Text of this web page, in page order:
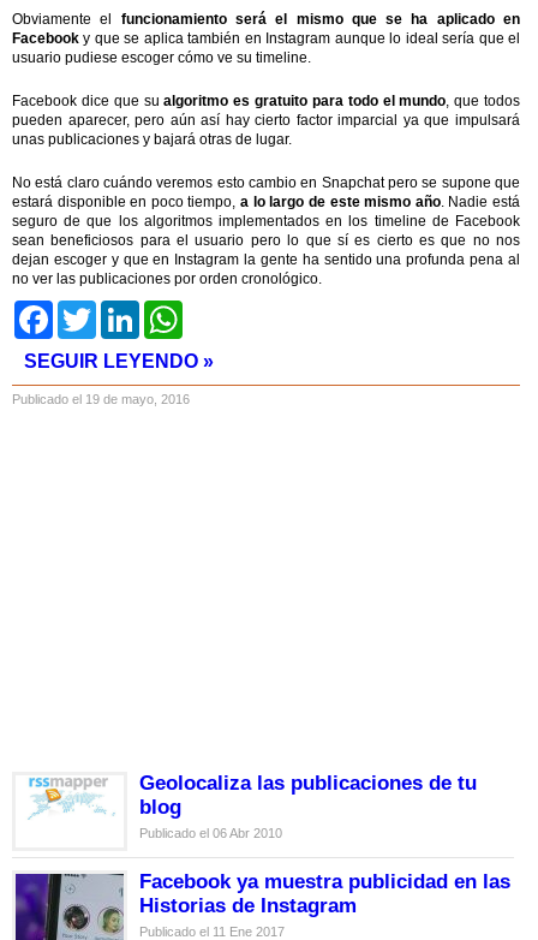
Obviamente el funcionamiento será el mismo que se ha aplicado en
Facebook y que se aplica también en Instagram aunque lo ideal sería que el
usuario pudiese escoger cómo ve su timeline.
Facebook dice que sualgoritmo es gratuito para todo el mundo, que todos
pueden aparecer, pero aún así hay cierto factor imparcial ya que impulsará
unas publicaciones y bajará otras de lugar.
No está claro cuándo veremos esto cambio en Snapchat pero se supone que
estará disponible en poco tiempo,a lo largo de este mismo año. Nadie está
seguro de que los algoritmos implementados en los timeline de Facebook
sean beneficiosos para el usuario pero lo que sí es cierto es que no nos
dejan escoger y que en Instagram la gente ha sentido una profunda pena al
no ver las publicaciones por orden cronológico.
FacebookTwitter LinkedIn
SEGUIR LEYENDO »
Publicado el 19 de mayo, 2016
Geolocaliza las publicaciones de tu
blog
Publicado el 06 Abr 2010
Facebook ya muestra publicidad en las
Historias de Instagram
Publicado el 11 Ene 2017